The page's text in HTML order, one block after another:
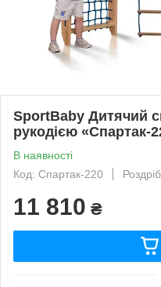
SportBaby Дитячий
рукодією «Спартак-
В наявності
Код: Спартак-220
Роздріб
11 810 ₴